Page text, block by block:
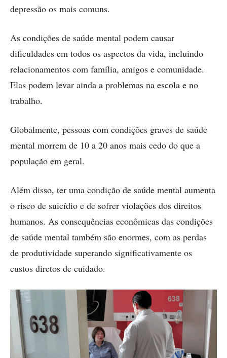
depressão os mais comuns.
As condições de saúde mental podem causar
dificuldades em todos os aspectos da vida, incluindo
relacionamentos com família, amigos e comunidade.
Elas podem levar ainda a problemas na escola e no
trabalho.
Globalmente, pessoas com condições graves de saúde
mental morrem de 10 a 20 anos mais cedo do que a
população em geral.
Além disso, ter uma condição de saúde mental aumenta
o risco de suicídio e de sofrer violações dos direitos
humanos. As consequências econômicas das condições
de saúde mental também são enormes, com as perdas
de produtividade superando significativamente os
custos diretos de cuidado.